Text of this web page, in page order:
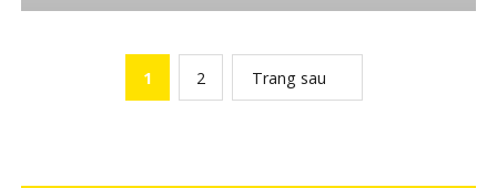
1 2 Trang sau